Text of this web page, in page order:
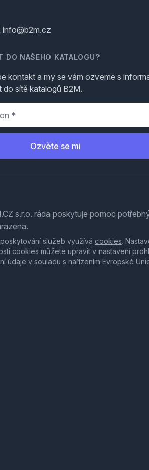
DO NAŠEHO KATALOGU?
kontakt a my se vám ozveme s
do sítě katalogů B2M.
Ozvěte se mi
s.r.o. ráda poskytuje pomoc
služeb využívá cookies.
cookies můžete upravit v nastavení
údaje v souladu s nařízením Evropské